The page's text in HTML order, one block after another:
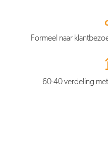
Formeel naar
60-40 verdeling